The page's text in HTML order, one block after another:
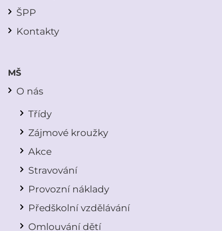
ŠPP
Kontakty
MŠ
O nás
Třídy
Zájmové kroužky
Akce
Stravování
Provozní náklady
Předškolní vzdělávání
Omlouvání dětí